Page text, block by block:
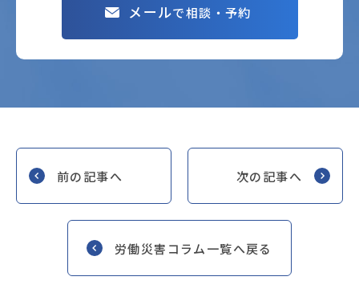
メールで相談・予約
前の記事へ 次の記事へ
労働災害コラム一覧へ戻る